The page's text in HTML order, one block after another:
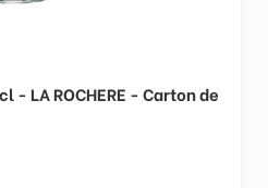
- LA ROCHERE - Carton de